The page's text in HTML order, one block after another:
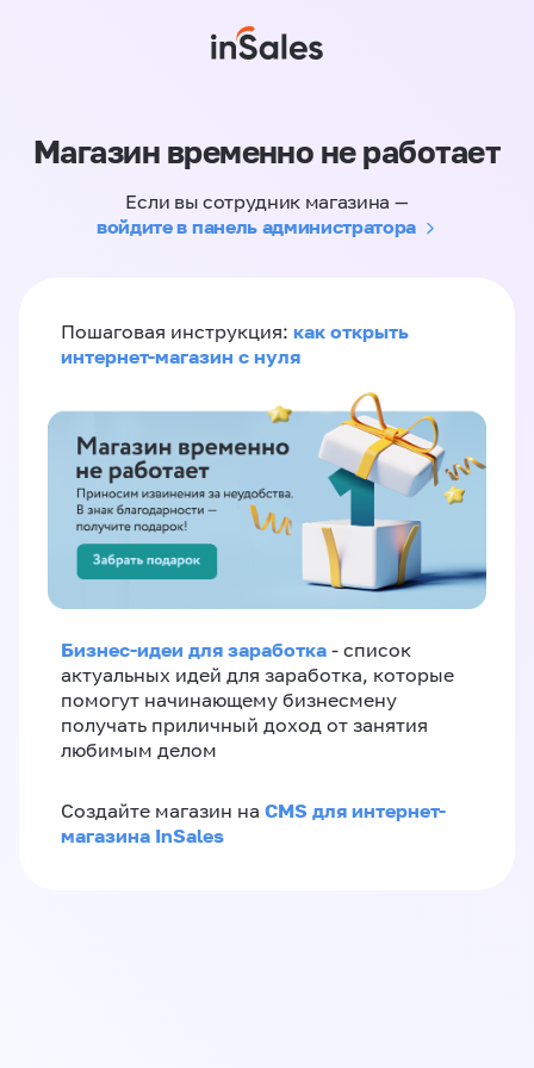
Магазин временно не работает
Если вы сотрудник магазина —
войдите в панель администратора
Пошаговая инструкция: как открыть
интернет-магазин с нуля
Бизнес-идеи для заработка - список
актуальных идей для заработка, которые
помогут начинающему бизнесмену
получать приличный доход от занятия
любимым делом
Создайте магазин на CMS для интернет-
магазина InSales